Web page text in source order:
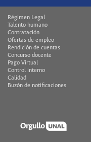
Régimen Legal
Talento humano
Contratación
Ofertas de empleo
Rendición de cuentas
Concurso docente
Pago Virtual
Control interno
Calidad
Buzón de notificaciones